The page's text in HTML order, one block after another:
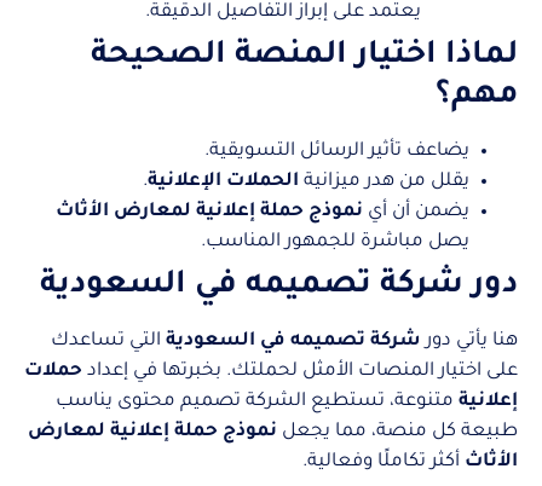
يعتمد على إبراز التفاصيل الدقيقة.
لماذا اختيار المنصة الصحيحة
مهم؟
يضاعف تأثير الرسائل التسويقية.
يقلل من هدر ميزانية الحملات الإعلانية.
يضمن أن أي نموذج حملة إعلانية لمعارض الأثاث
يصل مباشرة للجمهور المناسب.
دور شركة تصميمه في السعودية
هنا يأتي دور شركة تصميمه في السعودية التي تساعدك
على اختيار المنصات الأمثل لحملتك. بخبرتها في إعداد حملات
إعلانية متنوعة، تستطيع الشركة تصميم محتوى يناسب
طبيعة كل منصة، مما يجعل نموذج حملة إعلانية لمعارض
الأثاث أكثر تكاملًا وفعالية.